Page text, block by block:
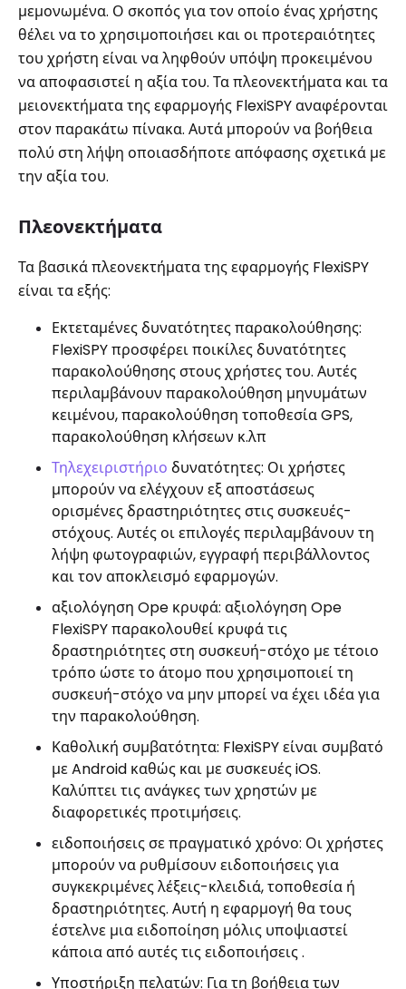
μεμονωμένα. Ο σκοπός για τον οποίο ένας χρήστης
θέλει να το χρησιμοποιήσει και οι προτεραιότητες
του χρήστη είναι να ληφθούν υπόψη προκειμένου
να αποφασιστεί η αξία του. Τα πλεονεκτήματα και τα
μειονεκτήματα της εφαρμογής FlexiSPY αναφέρονται
στον παρακάτω πίνακα. Αυτά μπορούν να βοήθεια
πολύ στη λήψη οποιασδήποτε απόφασης σχετικά με
την αξία του.
Πλεονεκτήματα
Τα βασικά πλεονεκτήματα της εφαρμογής FlexiSPY
είναι τα εξής:
Εκτεταμένες δυνατότητες παρακολούθησης:
FlexiSPY προσφέρει ποικίλες δυνατότητες
παρακολούθησης στους χρήστες του. Αυτές
περιλαμβάνουν παρακολούθηση μηνυμάτων
κειμένου, παρακολούθηση τοποθεσία GPS,
παρακολούθηση κλήσεων κ.λπ
Τηλεχειριστήριο δυνατότητες: Οι χρήστες
μπορούν να ελέγχουν εξ αποστάσεως
ορισμένες δραστηριότητες στις συσκευές-
στόχους. Αυτές οι επιλογές περιλαμβάνουν τη
λήψη φωτογραφιών, εγγραφή περιβάλλοντος
και τον αποκλεισμό εφαρμογών.
αξιολόγηση Ope κρυφά: αξιολόγηση Ope
FlexiSPY παρακολουθεί κρυφά τις
δραστηριότητες στη συσκευή-στόχο με τέτοιο
τρόπο ώστε το άτομο που χρησιμοποιεί τη
συσκευή-στόχο να μην μπορεί να έχει ιδέα για
την παρακολούθηση.
Καθολική συμβατότητα: FlexiSPY είναι συμβατό
με Android καθώς και με συσκευές iOS.
Καλύπτει τις ανάγκες των χρηστών με
διαφορετικές προτιμήσεις.
ειδοποιήσεις σε πραγματικό χρόνο: Οι χρήστες
μπορούν να ρυθμίσουν ειδοποιήσεις για
συγκεκριμένες λέξεις-κλειδιά, τοποθεσία ή
δραστηριότητες. Αυτή η εφαρμογή θα τους
έστελνε μια ειδοποίηση μόλις υποψιαστεί
κάποια από αυτές τις ειδοποιήσεις .
Υποστήριξη πελατών: Για τη βοήθεια των